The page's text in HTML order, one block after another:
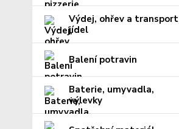
Výdej, ohřev a transport
jídel
Balení potravin
Baterie, umyvadla,
výlevky